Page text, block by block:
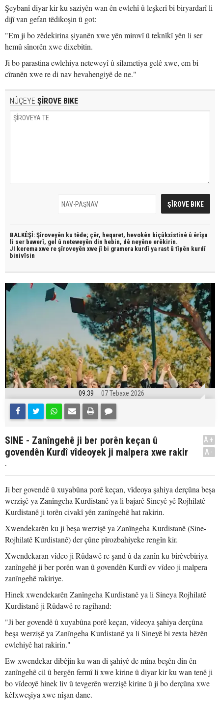
Şeybanî diyar kir ku saziyên wan ên ewlehî û leşkerî bi biryardarî li
dijî van gefan têdikoşin û got:
"Em ji bo zêdekirina şiyanên xwe yên mirovî û teknîkî yên li ser
hemû sînorên xwe dixebitin.
Ji bo parastina ewlehiya neteweyî û silametiya gelê xwe, em bi
cîranên xwe re di nav hevahengiyê de ne."
NÛÇEYE ŞÎROVE BIKE
BALKÊŞÎ: Şîroveyên ku têde; çêr, heqaret, hevokên biçûkxistinê û êrîşa
li ser bawerî, gel û neteweyên din hebin, dê neyêne erêkirin.
JI kerema xwe re şîroveyên xwe jî bi gramera kurdî ya rast û tîpên kurdî
binivîsin
09:39 07 Tebaxe 2026
SINE - Zanîngehê ji ber porên keçan û
govendên Kurdî vîdeoyek ji malpera xwe rakir
.
A+
A-
Ji ber govendê û xuyabûna porê keçan, vîdeoya şahiya derçûna beşa
werzişê ya Zanîngeha Kurdistanê ya li bajarê Sineyê yê Rojhilatê
Kurdistanê ji torên civakî yên zanîngehê hat rakirin.
Xwendekarên ku ji beşa werzişê ya Zanîngeha Kurdistanê (Sine-
Rojhilatê Kurdistanê) der çûne pîrozbahiyeke rengîn kir.
Xwendekaran vîdeo ji Rûdawê re şand û da zanîn ku birêvebiriya
zanîngehê ji ber porên wan û govendên Kurdî ev vîdeo ji malpera
zanîngehê rakiriye.
Hinek xwendekarên Zanîngeha Kurdistanê ya li Sineya Rojhilatê
Kurdistanê ji Rûdawê re ragihand:
"Ji ber govendê û xuyabûna porê keçan, vîdeoya şahiya derçûna
beşa werzişê ya Zanîngeha Kurdistanê ya li Sineyê bi zexta hêzên
ewlehiyê hat rakirin."
Ew xwendekar dibêjin ku wan di şahiyê de mîna beşên din ên
zanîngehê cil û bergên fermî li xwe kirine û diyar kir ku wan tenê ji
bo vîdeoyê hinek liv û tevgerên werzişê kirine û ji bo derçûna xwe
kêfxweşiya xwe nîşan dane.